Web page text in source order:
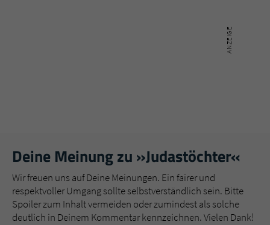
Deine Meinung zu »Judastöchter«
Wir freuen uns auf Deine Meinungen. Ein fairer und
respektvoller Umgang sollte selbstverständlich sein. Bitte
Spoiler zum Inhalt vermeiden oder zumindest als solche
deutlich in Deinem Kommentar kennzeichnen. Vielen Dank!